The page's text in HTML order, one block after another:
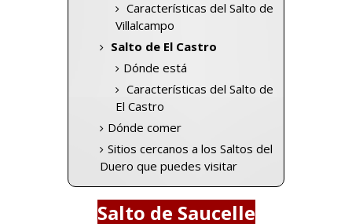
Características del Salto de
Villalcampo
Salto de El Castro
Dónde está
Características del Salto de
El Castro
Dónde comer
Sitios cercanos a los Saltos del
Duero que puedes visitar
Salto de Saucelle